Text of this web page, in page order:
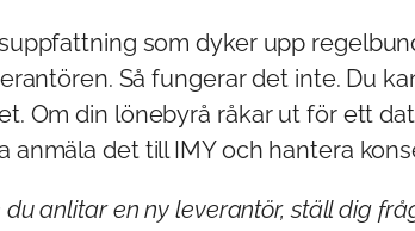
som dyker upp
Så fungerar det inte. Du
Om din lönebyrå råkar ut för ett
anmäla det till IMY och hantera
du anlitar en ny leverantör, ställ dig